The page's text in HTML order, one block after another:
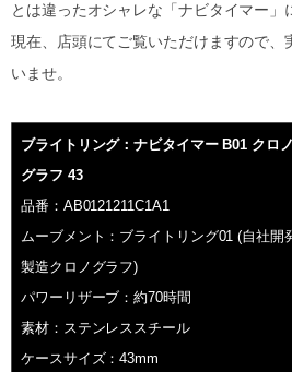
とは違ったオシャレな「ナビタイマー」
現在、店頭にてご覧いただけますので、
いませ。
ブライトリング：ナビタイマー B01 クロノ
グラフ 43
品番：AB0121211C1A1
ムーブメント：ブライトリング01 (自社開
製造クロノグラフ)
パワーリザーブ：約70時間
素材：ステンレススチール
ケースサイズ：43mm